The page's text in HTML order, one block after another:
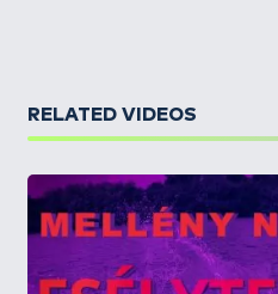
RELATED VIDEOS